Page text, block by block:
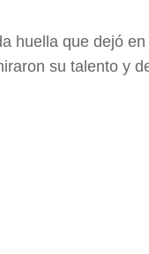
huella que dejó
su talento y